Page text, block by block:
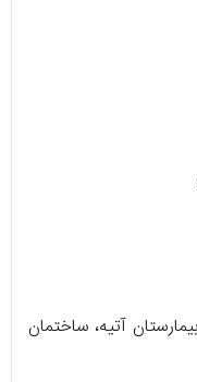
آتیه، ساختمان